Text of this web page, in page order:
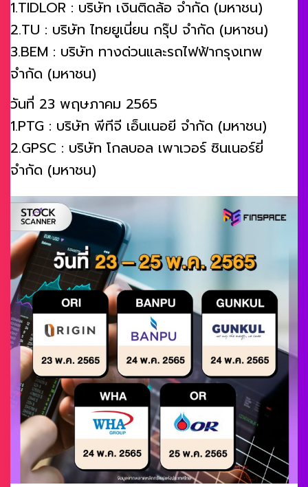
1.TIDLOR : บริษัท เงินติดล้อ จำกัด (มหาชน)
2.TU : บริษัท ไทยยูเนี่ยน กรุ๊ป จำกัด (มหาชน)
3.BEM : บริษัท ทางด่วนและรถไฟฟ้ากรุงเทพ
จำกัด (มหาชน)
วันที่ 23 พฤษภาคม 2565
1.PTG : บริษัท พีทีจี เอ็นเนอยี จำกัด (มหาชน)
2.GPSC : บริษัท โกลบอล เพาเวอร์ ซินเนอร์ยี่
จำกัด (มหาชน)